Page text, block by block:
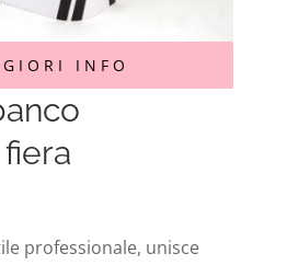
INFO
professionale, unisce